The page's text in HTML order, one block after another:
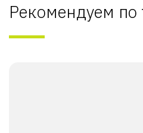
Рекомендуем по